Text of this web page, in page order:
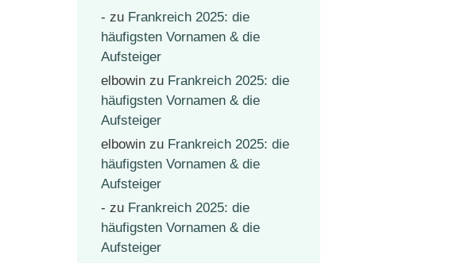
- zu Frankreich 2025: die
häufigsten Vornamen & die
Aufsteiger
elbowin zu Frankreich 2025: die
häufigsten Vornamen & die
Aufsteiger
elbowin zu Frankreich 2025: die
häufigsten Vornamen & die
Aufsteiger
- zu Frankreich 2025: die
häufigsten Vornamen & die
Aufsteiger